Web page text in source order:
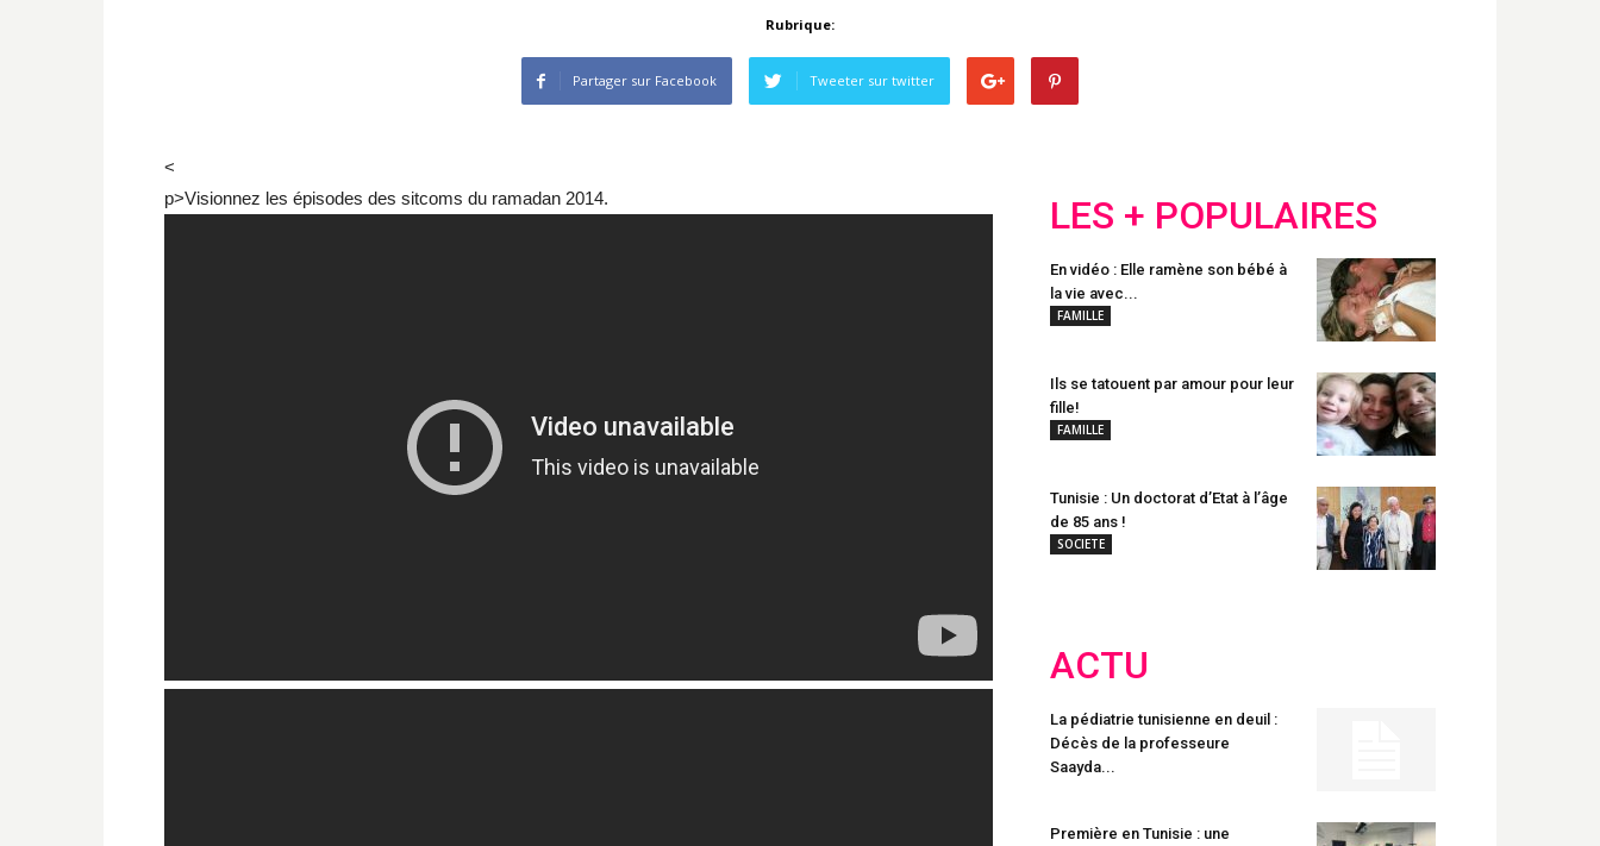
Rubrique:
Partager sur Facebook Tweeter sur twitter
<
p>Visionnez les épisodes des sitcoms du ramadan 2014.
LES + POPULAIRES
En vidéo : Elle ramène son bébé à
la vie avec...
FAMILLE
Ils se tatouent par amour pour leur
fille!
FAMILLE
Tunisie : Un doctorat d’Etat à l’âge
de 85 ans !
SOCIETE
ACTU
La pédiatrie tunisienne en deuil :
Décès de la professeure
Saayda...
Première en Tunisie : une